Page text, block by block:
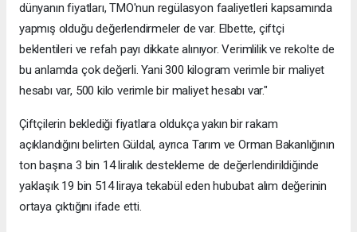
dünyanın fiyatları, TMO'nun regülasyon faaliyetleri kapsamında
yapmış olduğu değerlendirmeler de var. Elbette, çiftçi
beklentileri ve refah payı dikkate alınıyor. Verimlilik ve rekolte de
bu anlamda çok değerli. Yani 300 kilogram verimle bir maliyet
hesabı var, 500 kilo verimle bir maliyet hesabı var."
Çiftçilerin beklediği fiyatlara oldukça yakın bir rakam
açıklandığını belirten Güldal, ayrıca Tarım ve Orman Bakanlığının
ton başına 3 bin 14 liralık destekleme de değerlendirildiğinde
yaklaşık 19 bin 514 liraya tekabül eden hububat alım değerinin
ortaya çıktığını ifade etti.